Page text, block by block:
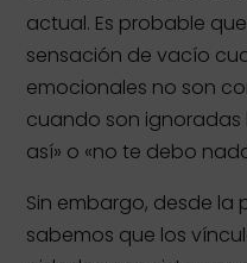
actual. Es probable
sensación de vacío
emocionales no son
cuando son ignoradas
así» o «no te debo
Sin embargo, desde
sabemos que los